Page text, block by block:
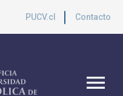
PUCV.cl Contacto
menu